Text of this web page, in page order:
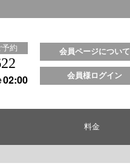
約
02:00
会員ページについて
会員様ログイン
料金